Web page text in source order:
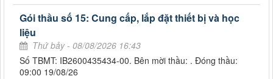
Gói thầu số 15: Cung cấp, lắp đặt thiết bị và học
liệu
Thứ bảy - 08/08/2026 16:43
Số TBMT: IB2600435434-00. Bên mời thầu: . Đóng thầu:
09:00 19/08/26